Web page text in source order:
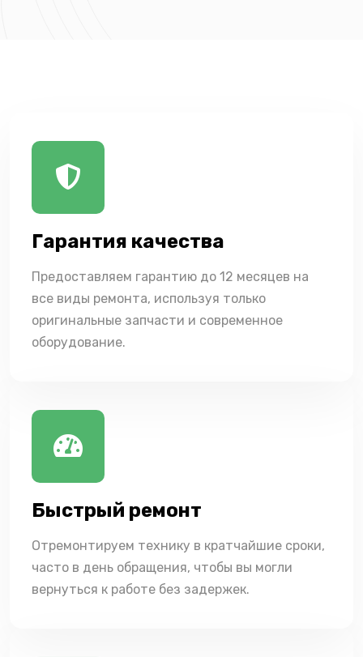
Гарантия качества
Предоставляем гарантию до 12 месяцев на
все виды ремонта, используя только
оригинальные запчасти и современное
оборудование.
Быстрый ремонт
Отремонтируем технику в кратчайшие сроки,
часто в день обращения, чтобы вы могли
вернуться к работе без задержек.